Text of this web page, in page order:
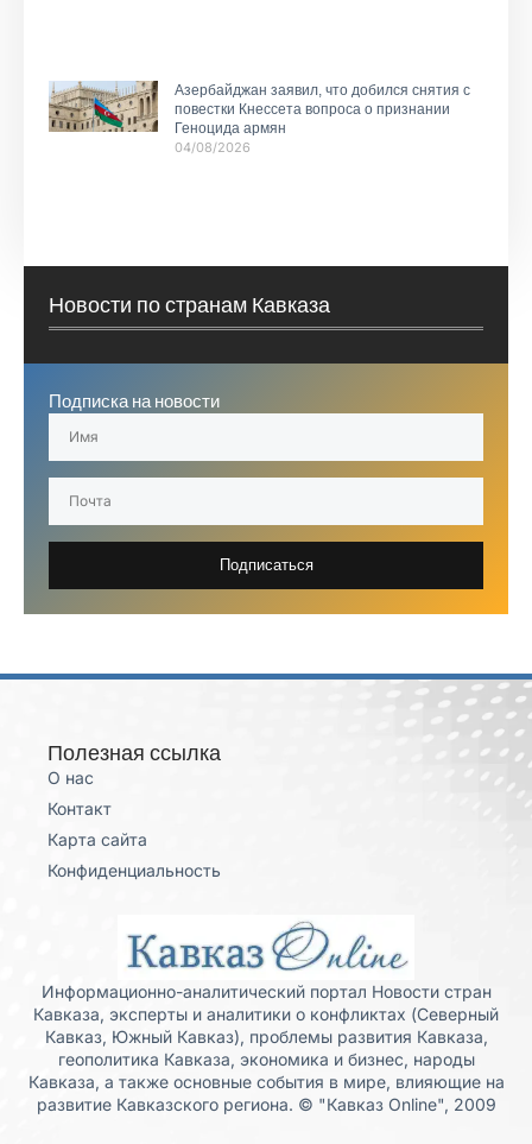
Азербайджан заявил, что добился снятия с
повестки Кнессета вопроса о признании
Геноцида армян
04/08/2026
Новости по странам Кавказа
Подписка на новости
Подписаться
Полезная ссылка
О нас
Контакт
Карта сайта
Конфиденциальность
Информационно-аналитический портал Новости стран
Кавказа, эксперты и аналитики о конфликтах (Северный
Кавказ, Южный Кавказ), проблемы развития Кавказа,
геополитика Кавказа, экономика и бизнес, народы
Кавказа, а также основные события в мире, влияющие на
развитие Кавказского региона. © "Кавказ Online", 2009